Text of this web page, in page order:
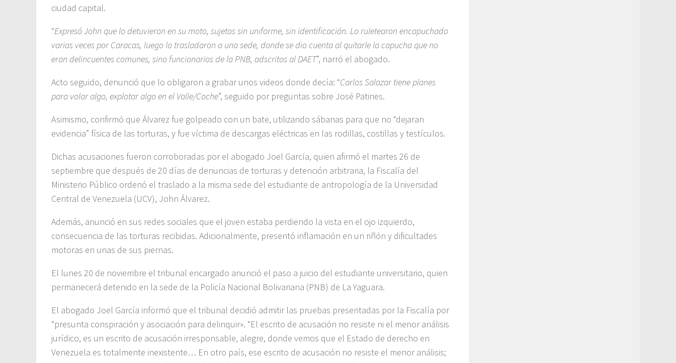
ciudad capital.
“Expresó John que lo detuvieron en su moto, sujetos sin uniforme, sin identificación. Lo ruletearon encapuchado
varias veces por Caracas, luego lo trasladaron a una sede, donde se dio cuenta al quitarle la capucha que no
eran delincuentes comunes, sino funcionarios de la PNB, adscritos al DAET”, narró el abogado.
Acto seguido, denunció que lo obligaron a grabar unos videos donde decía: “Carlos Salazar tiene planes
para volar algo, explotar algo en el Valle/Coche”, seguido por preguntas sobre José Patines.
Asimismo, confirmó que Álvarez fue golpeado con un bate, utilizando sábanas para que no “dejaran
evidencia” física de las torturas, y fue víctima de descargas eléctricas en las rodillas, costillas y testículos.
Dichas acusaciones fueron corroboradas por el abogado Joel García, quien afirmó el martes 26 de
septiembre que después de 20 días de denuncias de torturas y detención arbitraria, la Fiscalía del
Ministerio Público ordenó el traslado a la misma sede del estudiante de antropología de la Universidad
Central de Venezuela (UCV), John Álvarez.
Además, anunció en sus redes sociales que el joven estaba perdiendo la vista en el ojo izquierdo,
consecuencia de las torturas recibidas. Adicionalmente, presentó inflamación en un riñón y dificultades
motoras en unas de sus piernas.
El lunes 20 de noviembre el tribunal encargado anunció el paso a juicio del estudiante universitario, quien
permanecerá detenido en la sede de la Policía Nacional Bolivariana (PNB) de La Yaguara.
El abogado Joel García informó que el tribunal decidió admitir las pruebas presentadas por la Fiscalía por
“presunta conspiración y asociación para delinquir». “El escrito de acusación no resiste ni el menor análisis
jurídico, es un escrito de acusación irresponsable, alegre, donde vemos que el Estado de derecho en
Venezuela es totalmente inexistente… En otro país, ese escrito de acusación no resiste el menor análisis;